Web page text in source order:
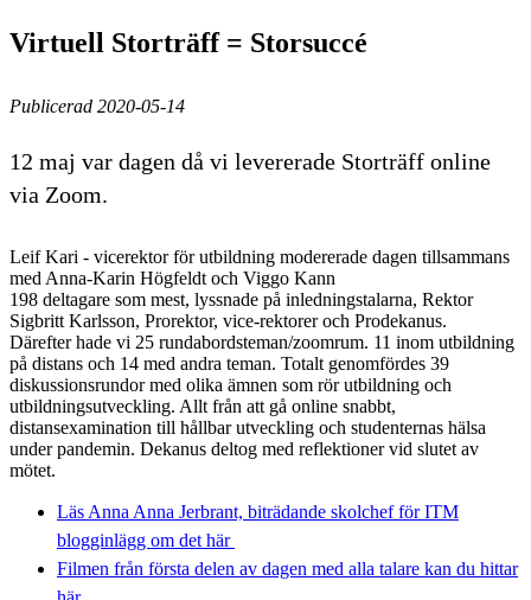
Virtuell Storträff = Storsuccé
Publicerad 2020-05-14
12 maj var dagen då vi levererade Storträff online
via Zoom.
Leif Kari - vicerektor för utbildning modererade dagen tillsammans
med Anna-Karin Högfeldt och Viggo Kann
198 deltagare som mest, lyssnade på inledningstalarna, Rektor
Sigbritt Karlsson, Prorektor, vice-rektorer och Prodekanus.
Därefter hade vi 25 rundabordsteman/zoomrum. 11 inom utbildning
på distans och 14 med andra teman. Totalt genomfördes 39
diskussionsrundor med olika ämnen som rör utbildning och
utbildningsutveckling. Allt från att gå online snabbt,
distansexamination till hållbar utveckling och studenternas hälsa
under pandemin. Dekanus deltog med reflektioner vid slutet av
mötet.
Läs Anna Anna Jerbrant, biträdande skolchef för ITM
blogginlägg om det här
Filmen från första delen av dagen med alla talare kan du hittar